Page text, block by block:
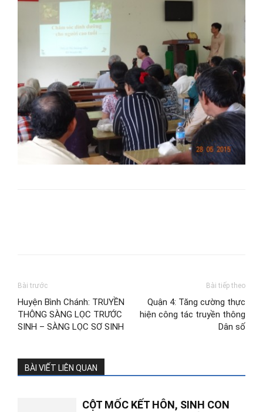
Bài trước
Huyện Bình Chánh: TRUYỀN
THÔNG SÀNG LỌC TRƯỚC
SINH – SÀNG LỌC SƠ SINH
Bài tiếp theo
Quận 4: Tăng cường thực
hiện công tác truyền thông
Dân số
BÀI VIẾT LIÊN QUAN
CỘT MỐC KẾT HÔN, SINH CON